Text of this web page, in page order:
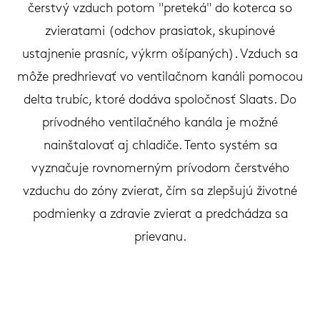
čerstvý vzduch potom "preteká" do koterca so
zvieratami (odchov prasiatok, skupinové
ustajnenie prasníc, výkrm ošípaných). Vzduch sa
môže predhrievať vo ventilačnom kanáli pomocou
delta trubíc, ktoré dodáva spoločnosť Slaats. Do
prívodného ventilačného kanála je možné
nainštalovať aj chladiče. Tento systém sa
vyznačuje rovnomerným prívodom čerstvého
vzduchu do zóny zvierat, čím sa zlepšujú životné
podmienky a zdravie zvierat a predchádza sa
prievanu.